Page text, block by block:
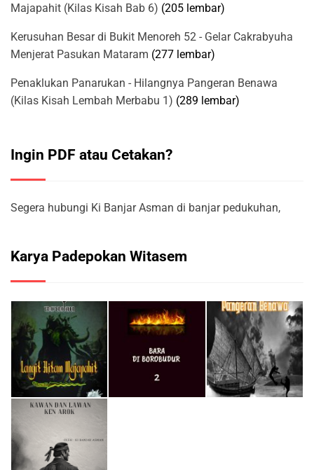
Majapahit (Kilas Kisah Bab 6) (205 lembar)
Kerusuhan Besar di Bukit Menoreh 52 - Gelar Cakrabyuha
Menjerat Pasukan Mataram (277 lembar)
Penaklukan Panarukan - Hilangnya Pangeran Benawa
(Kilas Kisah Lembah Merbabu 1) (289 lembar)
Ingin PDF atau Cetakan?
Segera hubungi Ki Banjar Asman di banjar pedukuhan,
Karya Padepokan Witasem